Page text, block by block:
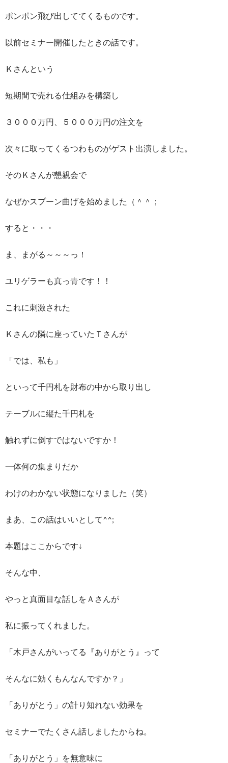
ポンポン飛び出しててくるものです。
以前セミナー開催したときの話です。
Ｋさんという
短期間で売れる仕組みを構築し
３０００万円、５０００万円の注文を
次々に取ってくるつわものがゲスト出演しました。
そのＫさんが懇親会で
なぜかスプーン曲げを始めました（＾＾；
すると・・・
ま、まがる～～～っ！
ユリゲラーも真っ青です！！
これに刺激された
Ｋさんの隣に座っていたＴさんが
「では、私も」
といって千円札を財布の中から取り出し
テーブルに縦た千円札を
触れずに倒すではないですか！
一体何の集まりだか
わけのわかない状態になりました（笑）
まあ、この話はいいとして^^;
本題はここからです↓
そんな中、
やっと真面目な話しをＡさんが
私に振ってくれました。
「木戸さんがいってる『ありがとう』って
そんなに効くもんなんですか？」
「ありがとう」の計り知れない効果を
セミナーでたくさん話しましたからね。
「ありがとう」を無意味に